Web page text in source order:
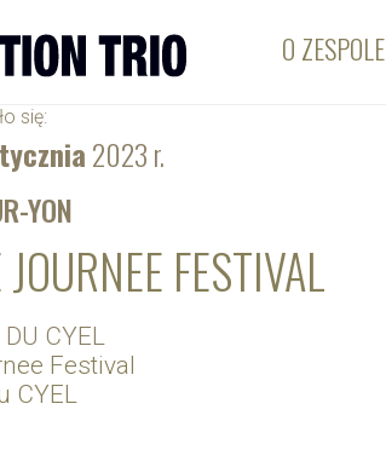
O ZESPOLE
się:
2023 r.
YON
FESTIVAL
CYEL
Festival
CYEL